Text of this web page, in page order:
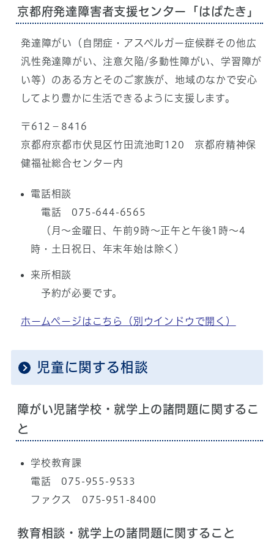
京都府発達障害者支援センター「はばたき」
発達障がい（自閉症・アスペルガー症候群その他広
汎性発達障がい、注意欠陥/多動性障がい、学習障が
い等）のある方とそのご家族が、地域のなかで安心
してより豊かに生活できるように支援します。
〒612－8416
京都府京都市伏見区竹田流池町120 京都府精神保
健福祉総合センター内
電話相談
電話 075-644-6565
（月～金曜日、午前9時～正午と午後1時～4
時・土日祝日、年末年始は除く）
来所相談
予約が必要です。
ホームページはこちら （別ウインドウで開く）
児童に関する相談
障がい児諸学校・就学上の諸問題に関するこ
と
学校教育課
電話 075-955-9533
ファクス 075-951-8400
教育相談・就学上の諸問題に関すること